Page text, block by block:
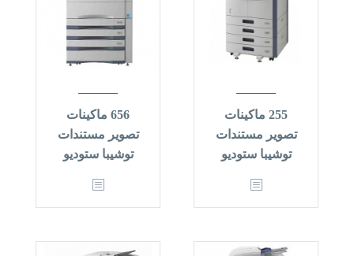
255 ماكينات
تصوير مستندات
توشيبا ستوديو
656 ماكينات
تصوير مستندات
توشيبا ستوديو